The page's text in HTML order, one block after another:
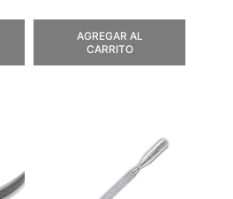
AGREGAR AL
CARRITO